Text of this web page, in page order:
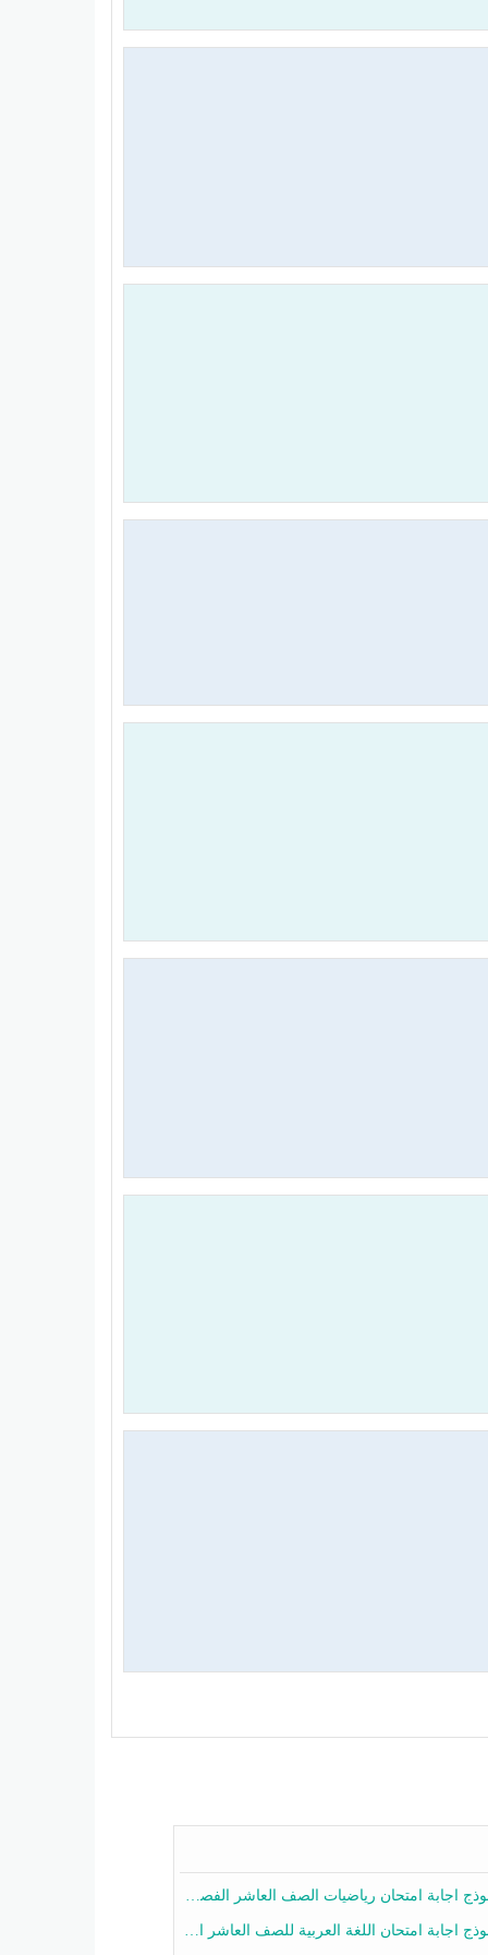
اجابة امتحان رياضيات الصف العاشر الفصل الثاني 2025-2026
اجابة امتحان اللغة العربية للصف العاشر الفصل الثاني 2025-2026